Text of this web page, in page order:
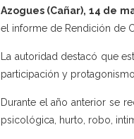
Azogues (Cañar), 14 de
el informe de Rendición de
La autoridad destacó que
participación y
Durante el año anterior se
psicológica, hurto, robo,